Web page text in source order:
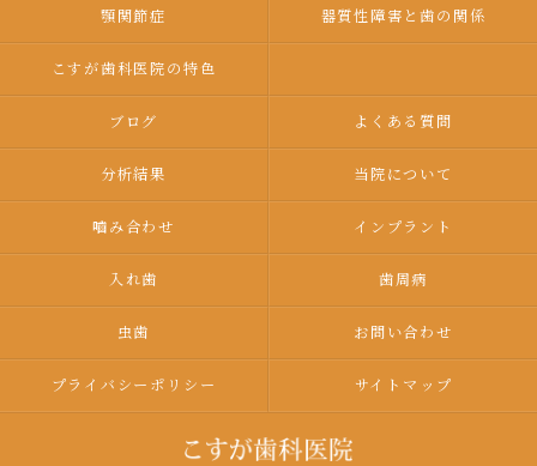
顎関節症 器質性障害と歯の関係
こすが歯科医院の特色
ブログ よくある質問
分析結果 当院について
嚙み合わせ インプラント
入れ歯 歯周病
虫歯 お問い合わせ
プライバシーポリシー サイトマップ